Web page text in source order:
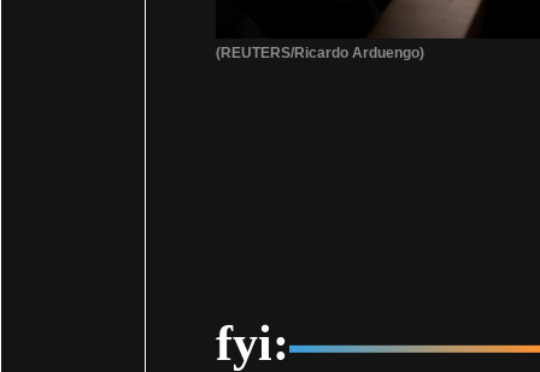
(REUTERS/Ricardo Arduengo)
fyi: